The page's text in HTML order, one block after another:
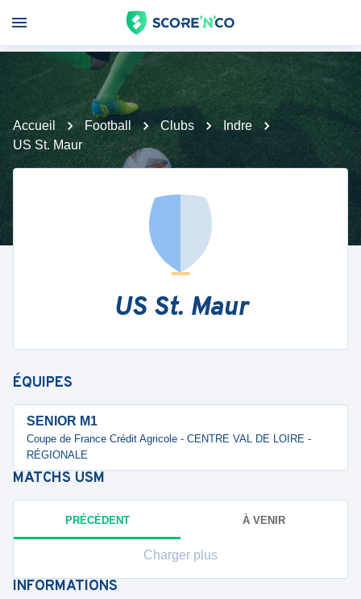
Accueil Football Clubs
Indre
US St. Maur
US St. Maur
ÉQUIPES
SENIOR M1
Coupe de France Crédit Agricole - CENTRE VAL DE LOIRE -
RÉGIONALE
MATCHS USM
PRÉCÉDENT À VENIR
Charger plus
INFORMATIONS